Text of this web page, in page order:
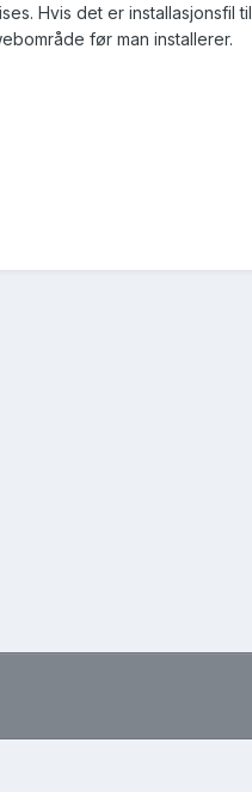
Hvis det er installasjonsfil til
før man installerer.